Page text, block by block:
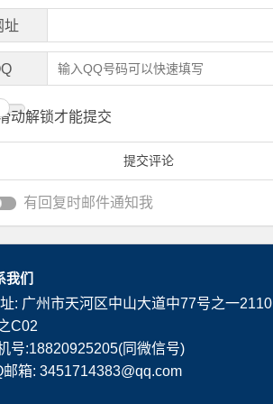
址
动解锁才能提交
有回复时邮件通知我
我们
: 广州市天河区中山大道中77号之一2110
C02
号:18820925205(同微信号)
邮箱: 3451714383@qq.com